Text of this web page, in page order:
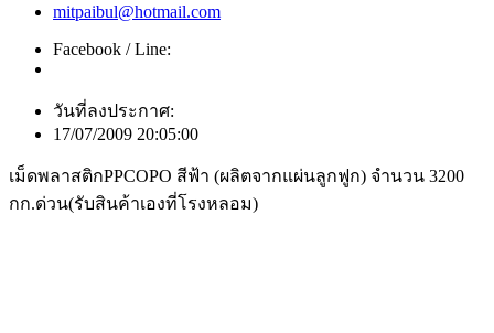
mitpaibul@hotmail.com
Facebook / Line:
วันที่ลงประกาศ:
17/07/2009 20:05:00
เม็ดพลาสติกPPCOPO สีฟ้า (ผลิตจากแผ่นลูกฟูก) จำนวน 3200
กก.ด่วน(รับสินค้าเองที่โรงหลอม)